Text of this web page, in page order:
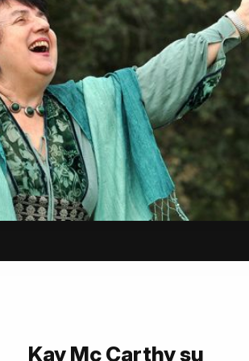
Kay Mc Carthy su